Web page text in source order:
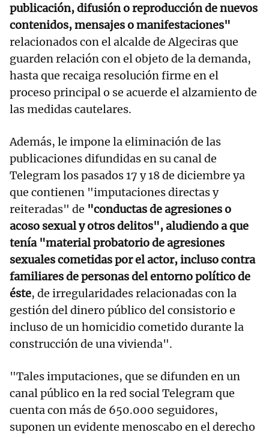
publicación, difusión o reproducción de nuevos
contenidos, mensajes o manifestaciones"
relacionados con el alcalde de Algeciras que
guarden relación con el objeto de la demanda,
hasta que recaiga resolución firme en el
proceso principal o se acuerde el alzamiento de
las medidas cautelares.
Además, le impone la eliminación de las
publicaciones difundidas en su canal de
Telegram los pasados 17 y 18 de diciembre ya
que contienen "imputaciones directas y
reiteradas" de "conductas de agresiones o
acoso sexual y otros delitos", aludiendo a que
tenía "material probatorio de agresiones
sexuales cometidas por el actor, incluso contra
familiares de personas del entorno político de
éste, de irregularidades relacionadas con la
gestión del dinero público del consistorio e
incluso de un homicidio cometido durante la
construcción de una vivienda".
"Tales imputaciones, que se difunden en un
canal público en la red social Telegram que
cuenta con más de 650.000 seguidores,
suponen un evidente menoscabo en el derecho